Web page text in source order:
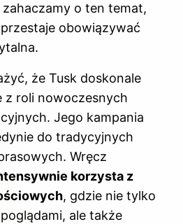
o ten temat,
obowiązywać
.
że Tusk doskonale
z roli nowoczesnych
Jego kampania
do tradycyjnych
Wręcz
korzysta z
, gdzie nie tylko
ale także